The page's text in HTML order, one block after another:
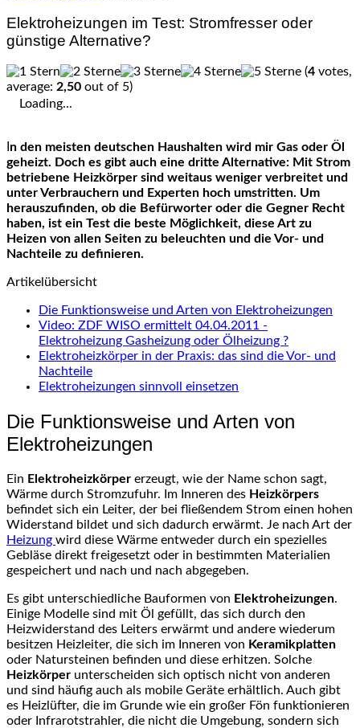
Elektroheizungen im Test: Stromfresser oder
günstige Alternative?
(4 votes,
average: 2,50 out of 5)
Loading...
geheizt. Doch es gibt auch eine dritte Alternative: Mit Strom
betriebene Heizkörper sind weitaus weniger verbreitet und
unter Verbrauchern und Experten hoch umstritten. Um
herauszufinden, ob die Befürworter oder die Gegner Recht
haben, ist ein Test die beste Möglichkeit, diese Art zu
Heizen von allen Seiten zu beleuchten und die Vor- und
Nachteile zu definieren.
Artikelübersicht
Die Funktionsweise und Arten von Elektroheizungen
Video: ZDF WISO ermittelt 04.04.2011 -
Elektroheizung Gasheizung oder Ölheizung ?
Elektroheizkörper in der Praxis: das sind die Vor- und
Nachteile
Elektroheizungen sinnvoll einsetzen
Die Funktionsweise und Arten von
Elektroheizungen
Ein Elektroheizkörper erzeugt, wie der Name schon sagt,
Wärme durch Stromzufuhr. Im Inneren des Heizkörpers
befindet sich ein Leiter, der bei fließendem Strom einen hohen
Widerstand bildet und sich dadurch erwärmt. Je nach Art der
Heizung wird diese Wärme entweder durch ein spezielles
Gebläse direkt freigesetzt oder in bestimmten Materialien
gespeichert und nach und nach abgegeben.
Es gibt unterschiedliche Bauformen von Elektroheizungen.
Einige Modelle sind mit Öl gefüllt, das sich durch den
Heizwiderstand des Leiters erwärmt und andere wiederum
besitzen Heizleiter, die sich im Inneren von Keramikplatten
oder Natursteinen befinden und diese erhitzen. Solche
Heizkörper unterscheiden sich optisch nicht von anderen
und sind häufig auch als mobile Geräte erhältlich. Auch gibt
es Heizlüfter, die im Grunde wie ein großer Fön funktionieren
oder Infrarotstrahler, die nicht die Umgebung, sondern sich